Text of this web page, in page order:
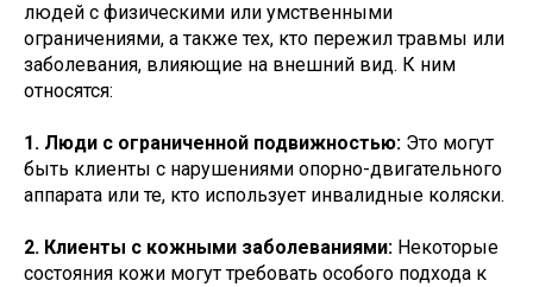
людей с физическими или умственными
ограничениями, а также тех, кто пережил травмы или
заболевания, влияющие на внешний вид. К ним
относятся:
1. Люди с ограниченной подвижностью: Это могут
быть клиенты с нарушениями опорно-двигательного
аппарата или те, кто использует инвалидные коляски.
2. Клиенты с кожными заболеваниями: Некоторые
состояния кожи могут требовать особого подхода к